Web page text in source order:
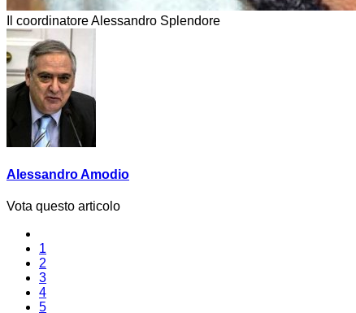
Il coordinatore Alessandro Splendore
Alessandro Amodio
Vota questo articolo
1
2
3
4
5